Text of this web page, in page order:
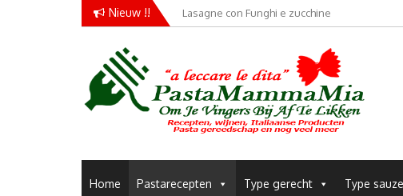
Nieuw !! Lasagne con Funghi e zucchine
Pastamammamia
Home Pastarecepten Type gerecht Type